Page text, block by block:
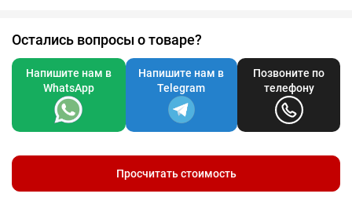
Остались вопросы о товаре?
Напишите нам в
WhatsApp
Напишите нам в
Telegram
Позвоните по
телефону
Просчитать стоимость